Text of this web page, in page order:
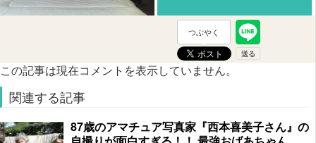
つぶやく
この記事は現在コメントを表示していません。
関連する記事
87歳のアマチュア写真家『西本喜美子さん』の